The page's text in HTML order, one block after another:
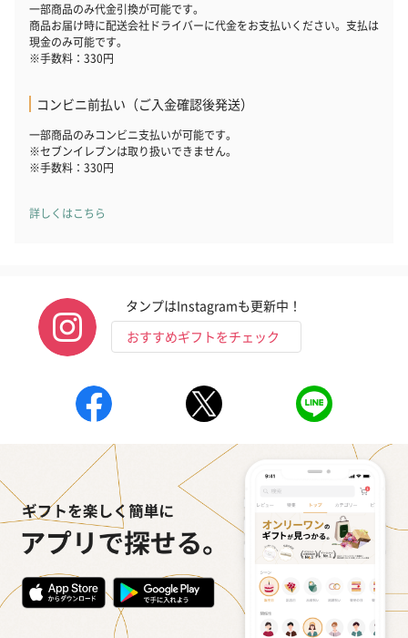
一部商品のみ代金引換が可能です。
商品お届け時に配送会社ドライバーに代金をお支払いください。支払は
現金のみ可能です。
※手数料：330円
コンビニ前払い（ご入金確認後発送）
一部商品のみコンビニ支払いが可能です。
※セブンイレブンは取り扱いできません。
※手数料：330円
詳しくはこちら
タンプはInstagramも更新中！
おすすめギフトをチェック